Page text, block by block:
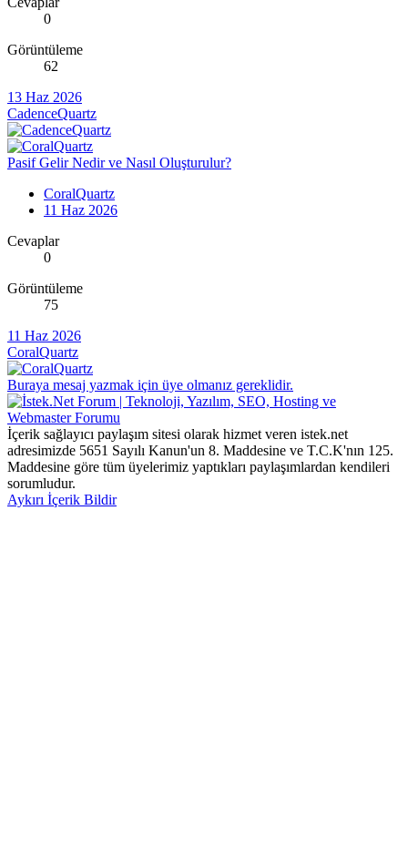
0
Görüntüleme
62
13 Haz 2026
CadenceQuartz
Pasif Gelir Nedir ve Nasıl Oluşturulur?
CoralQuartz
11 Haz 2026
Cevaplar
0
Görüntüleme
75
11 Haz 2026
CoralQuartz
Buraya mesaj yazmak için üye olmanız gereklidir.
İçerik sağlayıcı paylaşım sitesi olarak hizmet veren istek.net
adresimizde 5651 Sayılı Kanun'un 8. Maddesine ve T.C.K'nın 125.
Maddesine göre tüm üyelerimiz yaptıkları paylaşımlardan kendileri
sorumludur.
Aykırı İçerik Bildir